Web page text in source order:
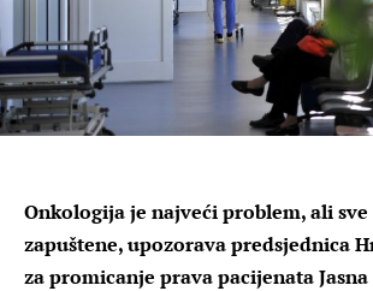
Onkologija je najveći problem, ali sve
zapuštene, upozorava predsjednica
za promicanje prava pacijenata